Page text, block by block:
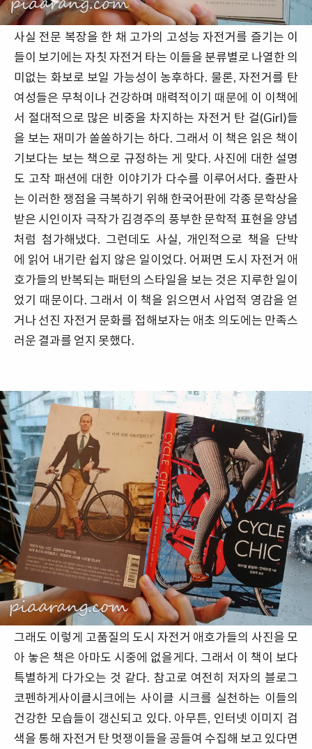
사실 전문 복장을 한 채 고가의 고성능 자전거를 즐기는 이
들이 보기에는 자칫 자전거 타는 이들을 분류별로 나열한 의
미없는 화보로 보일 가능성이 농후하다. 물론, 자전거를 탄
여성들은 무척이나 건강하며 매력적이기 때문에 이 이책에
서 절대적으로 많은 비중을 차지하는 자전거 탄 걸(Girl)들
을 보는 재미가 쏠쏠하기는 하다. 그래서 이 책은 읽은 책이
기보다는 보는 책으로 규정하는 게 맞다. 사진에 대한 설명
도 고작 패션에 대한 이야기가 다수를 이루어서다. 출판사
는 이러한 쟁점을 극복하기 위해 한국어판에 각종 문학상을
받은 시인이자 극작가 김경주의 풍부한 문학적 표현을 양념
처럼 첨가해냈다. 그런데도 사실, 개인적으로 책을 단박
에 읽어 내기란 쉽지 않은 일이었다. 어쩌면 도시 자전거 애
호가들의 반복되는 패턴의 스타일을 보는 것은 지루한 일이
었기 때문이다. 그래서 이 책을 읽으면서 사업적 영감을 얻
거나 선진 자전거 문화를 접해보자는 애초 의도에는 만족스
러운 결과를 얻지 못했다.
그래도 이렇게 고품질의 도시 자전거 애호가들의 사진을 모
아 놓은 책은 아마도 시중에 없을게다. 그래서 이 책이 보다
특별하게 다가오는 것 같다. 참고로 여전히 저자의 블로그
코펜하게사이클시크에는 사이클 시크를 실천하는 이들의
건강한 모습들이 갱신되고 있다. 아무튼, 인터넷 이미지 검
색을 통해 자전거 탄 멋쟁이들을 공들여 수집해 보고 있다면